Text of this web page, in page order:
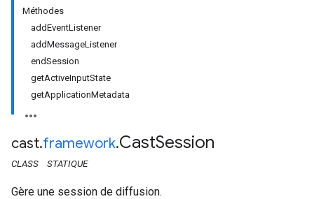
Méthodes
addEventListener
addMessageListener
endSession
getActiveInputState
getApplicationMetadata
cast.framework.CastSession
CLASS STATIQUE
Gère une session de diffusion.